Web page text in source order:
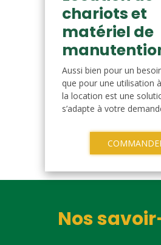
chariots et
matériel de
Aussi bien pour un
que pour une utilisation
la location est une
s’adapte à votre
Nos